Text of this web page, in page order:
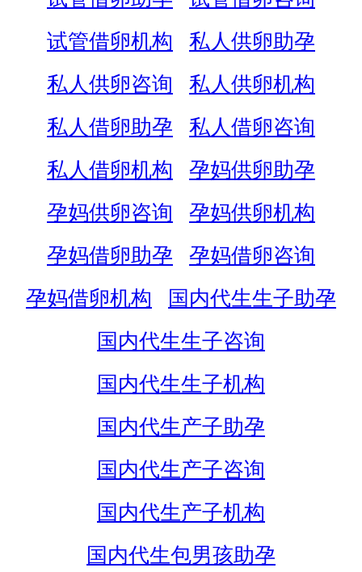
试管借卵机构
私人供卵助孕
私人供卵咨询
私人供卵机构
私人借卵助孕
私人借卵咨询
私人借卵机构
孕妈供卵助孕
孕妈供卵咨询
孕妈供卵机构
孕妈借卵助孕
孕妈借卵咨询
孕妈借卵机构
国内代生生子助孕
国内代生生子咨询
国内代生生子机构
国内代生产子助孕
国内代生产子咨询
国内代生产子机构
国内代生包男孩助孕